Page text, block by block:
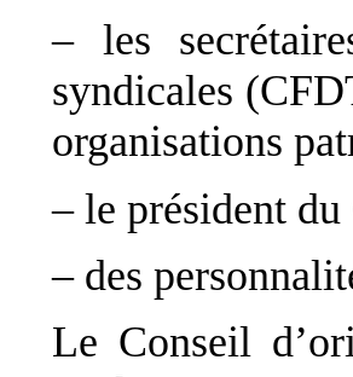
– les
syndicales
organisations
– le président
– des
Le Conseil